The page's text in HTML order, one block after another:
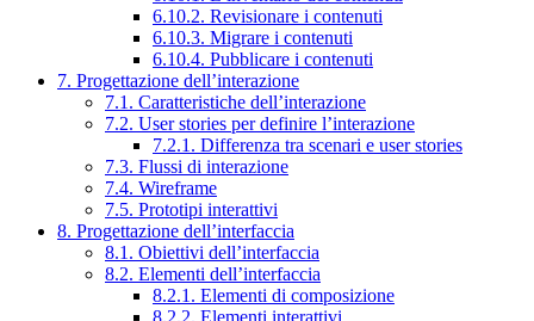
6.10.2. Revisionare i contenuti
6.10.3. Migrare i contenuti
6.10.4. Pubblicare i contenuti
7. Progettazione dell’interazione
7.1. Caratteristiche dell’interazione
7.2. User stories per definire l’interazione
7.2.1. Differenza tra scenari e user stories
7.3. Flussi di interazione
7.4. Wireframe
7.5. Prototipi interattivi
8. Progettazione dell’interfaccia
8.1. Obiettivi dell’interfaccia
8.2. Elementi dell’interfaccia
8.2.1. Elementi di composizione
8.2.2. Elementi interattivi